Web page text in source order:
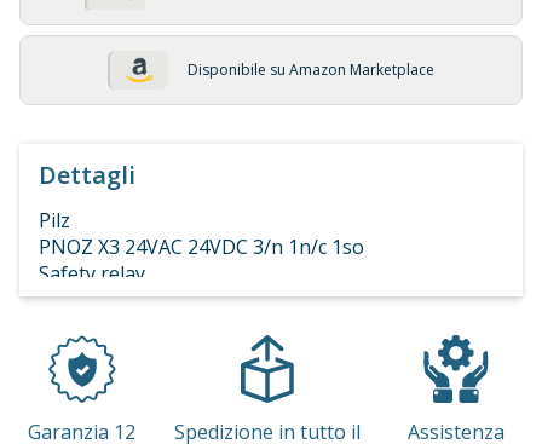
Disponibile su Amazon Marketplace
Dettagli
Pilz
PNOZ X3 24VAC 24VDC 3/n 1n/c 1so
Safety relay
24VAC
50-60 Hz
Garanzia 12 Spedizione in tutto il Assistenza